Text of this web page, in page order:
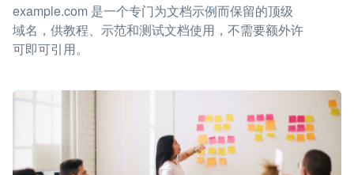
example.com 是一个专门为文档示例而保留的顶级
域名，供教程、示范和测试文档使用，不需要额外许
可即可引用。